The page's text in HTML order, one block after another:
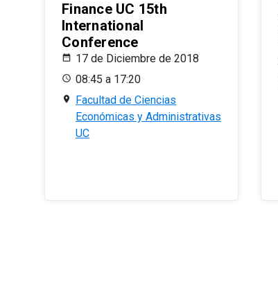
Finance UC 15th
International
Conference
17 de Diciembre de 2018
08:45 a 17:20
Facultad de Ciencias
Económicas y Administrativas
UC